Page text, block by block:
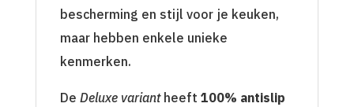
bescherming en stijl voor je keuken,
maar hebben enkele unieke
kenmerken.
De Deluxe variantheeft 100% antislip